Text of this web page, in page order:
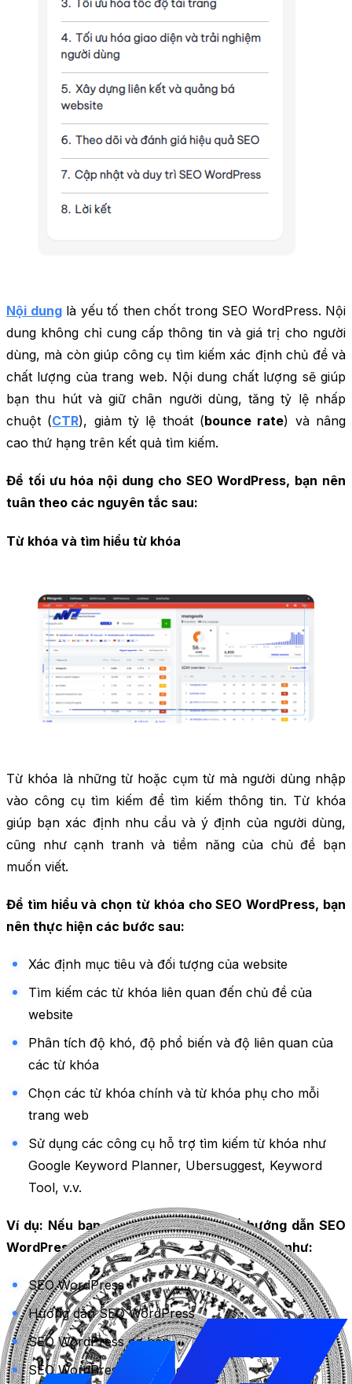
Nội dunglà yếu tố then chốt trong SEO WordPress. Nội
dung không chỉ cung cấp thông tin và giá trị cho người
dùng, mà còn giúp công cụ tìm kiếm xác định chủ đề và
chất lượng của trang web. Nội dung chất lượng sẽ giúp
bạn thu hút và giữ chân người dùng, tăng tỷ lệ nhấp
chuột (CTR), giảm tỷ lệ thoát (bounce rate) và nâng
cao thứ hạng trên kết quả tìm kiếm.
Để tối ưu hóa nội dung cho SEO WordPress, bạn nên
tuân theo các nguyên tắc sau:
Từ khóa và tìm hiểu từ khóa
Từ khóa là những từ hoặc cụm từ mà người dùng nhập
vào công cụ tìm kiếm để tìm kiếm thông tin. Từ khóa
giúp bạn xác định nhu cầu và ý định của người dùng,
cũng như cạnh tranh và tiềm năng của chủ đề bạn
muốn viết.
Để tìm hiểu và chọn từ khóa cho SEO WordPress, bạn
nên thực hiện các bước sau:
Xác định mục tiêu và đối tượng của website
Tìm kiếm các từ khóa liên quan đến chủ đề của
website
Phân tích độ khó, độ phổ biến và độ liên quan của
các từ khóa
Chọn các từ khóa chính và từ khóa phụ cho mỗi
trang web
Sử dụng các công cụ hỗ trợ tìm kiếm từ khóa như
Google Keyword Planner, Ubersuggest, Keyword
Tool, v.v.
Ví dụ: Nếu bạn muốn viết một bài về hướng dẫn SEO
WordPress, bạn có thể tìm kiếm các từ khóa như:
SEO WordPress
Hướng dẫn SEO WordPress
SEO WordPress cơ bản
SEO WordPress nâng cao